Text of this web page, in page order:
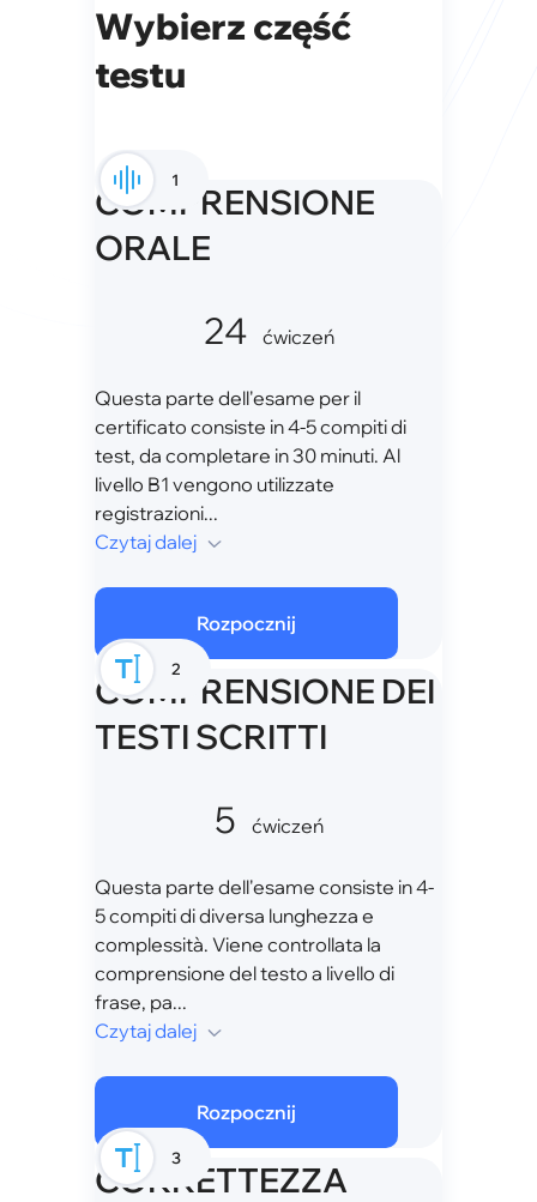
Wybierz część
testu
1
COMPRENSIONE
ORALE
24 ćwiczeń
Questa parte dell'esame per il
certificato consiste in 4-5 compiti di
test, da completare in 30 minuti. Al
livello B1 vengono utilizzate
registrazioni...
Czytaj dalej
Rozpocznij
2
COMPRENSIONE DEI
TESTI SCRITTI
5 ćwiczeń
Questa parte dell'esame consiste in 4-
5 compiti di diversa lunghezza e
complessità. Viene controllata la
comprensione del testo a livello di
frase, pa...
Czytaj dalej
Rozpocznij
3
CORRETTEZZA